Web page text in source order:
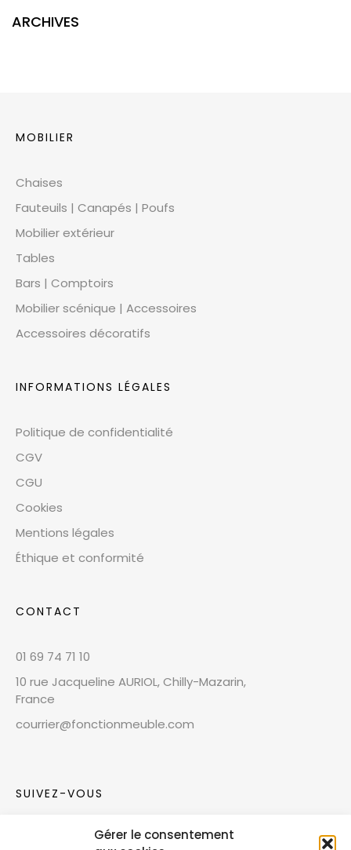
Gérer le consentement
ARCHIVES
MOBILIER
Chaises
Fauteuils | Canapés | Poufs
Mobilier extérieur
Tables
Bars | Comptoirs
Mobilier scénique | Accessoires
Accessoires décoratifs
INFORMATIONS LÉGALES
Politique de confidentialité
CGV
CGU
Cookies
Mentions légales
Éthique et conformité
CONTACT
01 69 74 71 10
10 rue Jacqueline AURIOL, Chilly-Mazarin,
France
courrier@fonctionmeuble.com
SUIVEZ-VOUS